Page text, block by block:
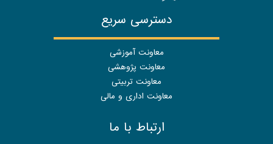
دسترسی سریع
معاونت آموزشی
معاونت پژوهشی
معاونت تربیتی
معاونت اداری و مالی
ارتباط با ما